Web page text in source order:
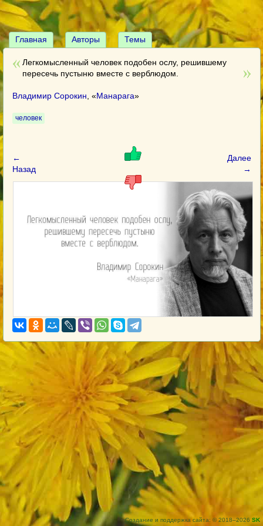
Главная Авторы Темы
Легкомысленный человек подобен ослу, решившему
пересечь пустыню вместе с верблюдом.
Владимир Сорокин , «Манарага»
человек
←
Назад
Далее
→
Создание и поддержка сайта: © 2018–2026 SK